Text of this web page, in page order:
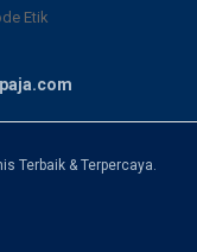
Etik
Terbaik & Terpercaya.